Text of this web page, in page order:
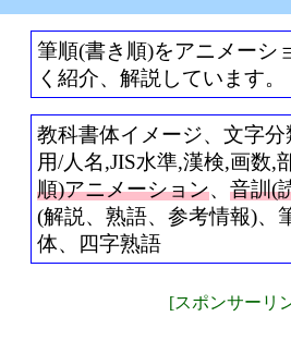
筆順(書き順)をアニメーシ
く紹介、解説しています。
教科書体イメージ、文字
用/人名,JIS水準,漢検,画数,
順)アニメーション、 音訓(
(解説、熟語、参考情報)、
体、四字熟語
[スポンサーリ